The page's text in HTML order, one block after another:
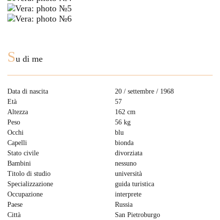
Su di me
Data di nascita
20 / settembre / 1968
Età
57
Altezza
162 cm
Peso
56 kg
Occhi
blu
Capelli
bionda
Stato civile
divorziata
Bambini
nessuno
Titolo di studio
università
Specializzazione
guida turistica
Occupazione
interprete
Paese
Russia
Città
San Pietroburgo